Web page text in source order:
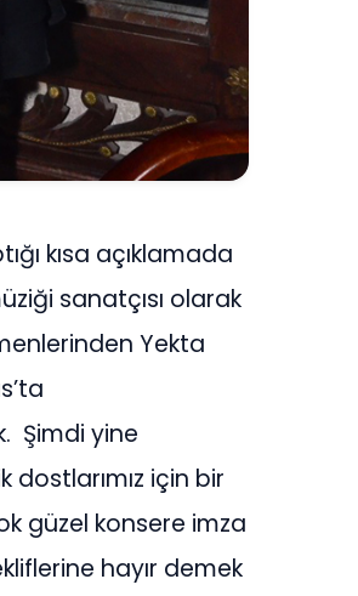
kısa açıklamada
sanatçısı olarak
Yekta
Şimdi yine
için bir
güzel konsere imza
hayır demek